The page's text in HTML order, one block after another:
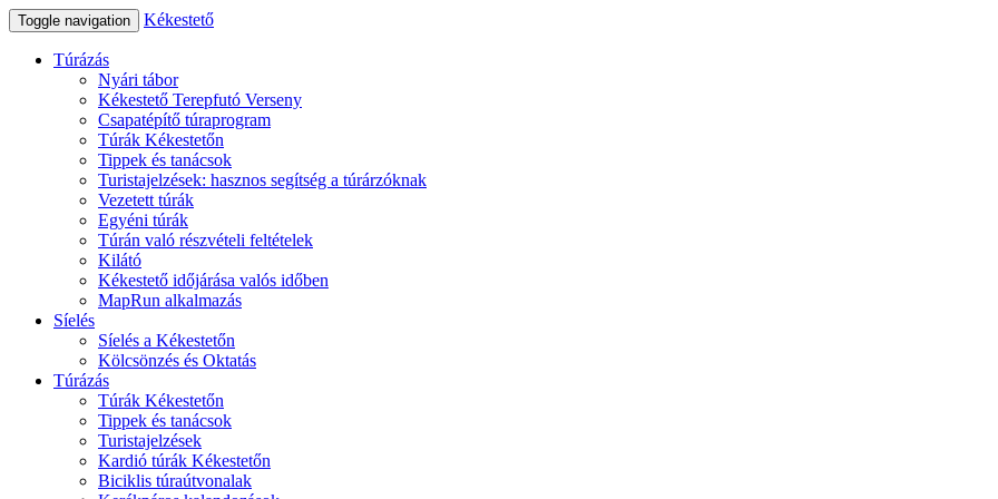
Toggle navigation Kékestető
Túrázás
Nyári tábor
Kékestető Terepfutó Verseny
Csapatépítő túraprogram
Túrák Kékestetőn
Tippek és tanácsok
Turistajelzések: hasznos segítség a túrárzóknak
Vezetett túrák
Egyéni túrák
Túrán való részvételi feltételek
Kilátó
Kékestető időjárása valós időben
MapRun alkalmazás
Síelés
Síelés a Kékestetőn
Kölcsönzés és Oktatás
Túrázás
Túrák Kékestetőn
Tippek és tanácsok
Turistajelzések
Kardió túrák Kékestetőn
Biciklis túraútvonalak